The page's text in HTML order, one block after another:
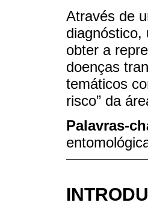
Através de
diagnóstico,
obter a
doenças
temáticos
risco” da
Palavras-